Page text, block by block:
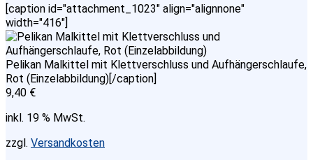
[caption id="attachment_1023" align="alignnone"
width="416"]
Pelikan Malkittel mit Klettverschluss und Aufhängerschlaufe,
Rot (Einzelabbildung)[/caption]
9,40 €
inkl. 19 % MwSt.
zzgl. Versandkosten